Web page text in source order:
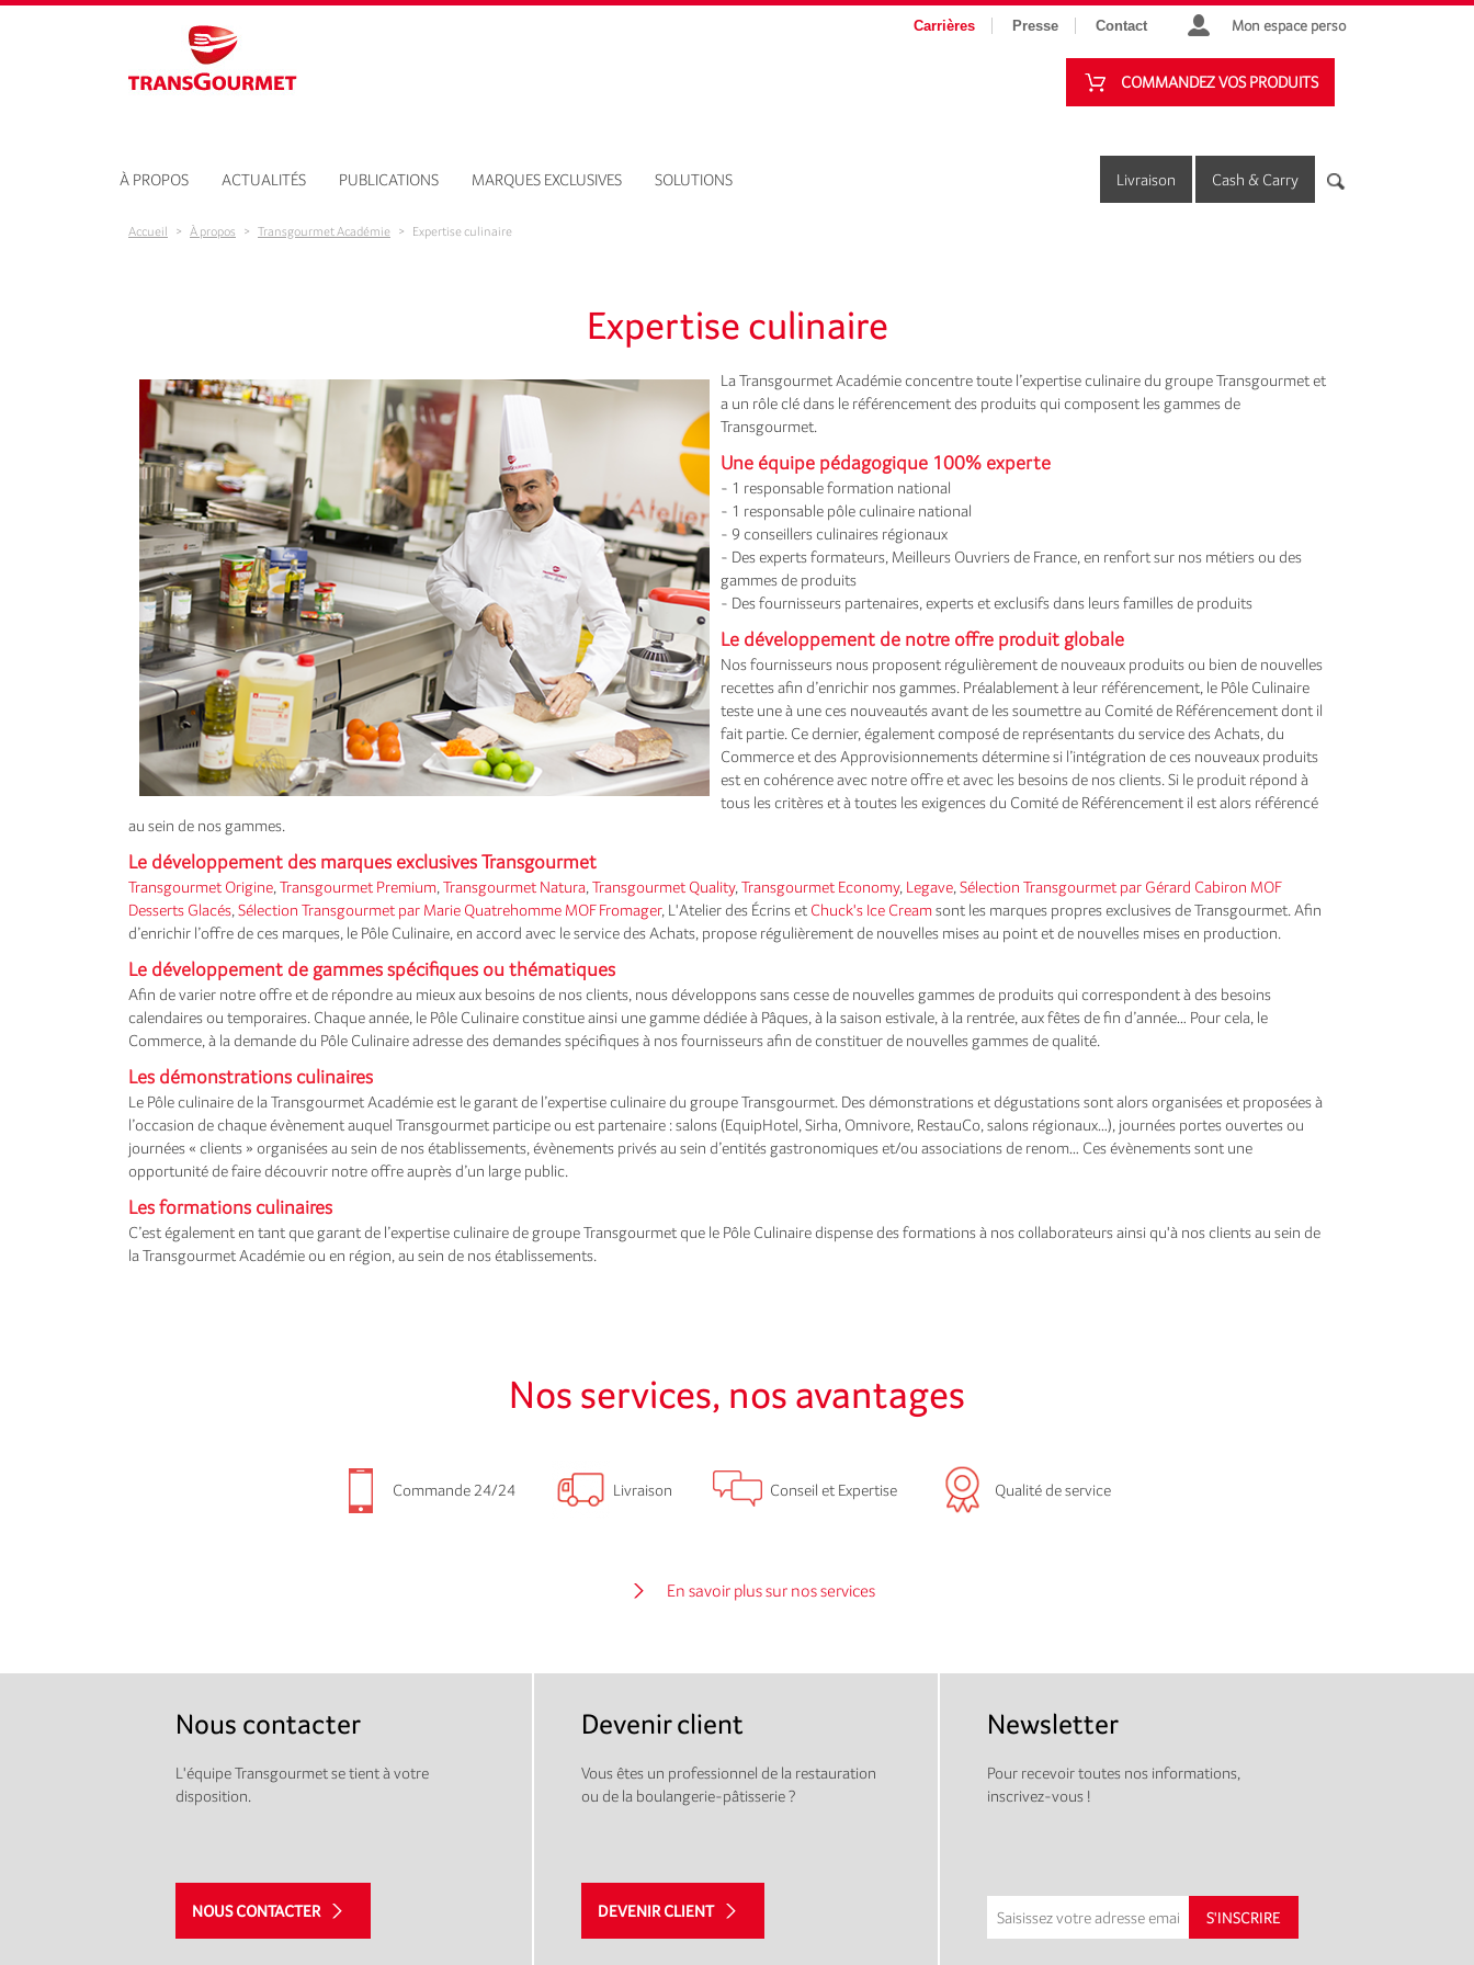
Aller au contenu principal
Carrières Presse Contact Mon espace perso
COMMANDEZ VOS PRODUITS
À PROPOS ACTUALITÉS PUBLICATIONS MARQUES EXCLUSIVES SOLUTIONS Livraison Cash & Carry
Accueil > À propos > Transgourmet Académie > Expertise culinaire
Expertise culinaire
La Transgourmet Académie concentre toute l’expertise culinaire du groupe Transgourmet et
a un rôle clé dans le référencement des produits qui composent les gammes de
Transgourmet.
Une équipe pédagogique 100% experte
- 1 responsable formation national
- 1 responsable pôle culinaire national
- 9 conseillers culinaires régionaux
- Des experts formateurs, Meilleurs Ouvriers de France, en renfort sur nos métiers ou des
gammes de produits
- Des fournisseurs partenaires, experts et exclusifs dans leurs familles de produits
Le développement de notre offre produit globale
Nos fournisseurs nous proposent régulièrement de nouveaux produits ou bien de nouvelles
recettes afin d’enrichir nos gammes. Préalablement à leur référencement, le Pôle Culinaire
teste une à une ces nouveautés avant de les soumettre au Comité de Référencement dont il
fait partie. Ce dernier, également composé de représentants du service des Achats, du
Commerce et des Approvisionnements détermine si l’intégration de ces nouveaux produits
est en cohérence avec notre offre et avec les besoins de nos clients. Si le produit répond à
tous les critères et à toutes les exigences du Comité de Référencement il est alors référencé
au sein de nos gammes.
Le développement des marques exclusives Transgourmet
Transgourmet Origine Transgourmet Premium Transgourmet Natura Transgourmet Quality, Transgourmet Economy, Legave Sélection Transgourmet par Gérard Cabiron MOF
Desserts Glacés Sélection Transgourmet par Marie Quatrehomme MOF Fromager, L'Atelier des Écrins et Chuck's Ice Creamsont les marques propres exclusives de Transgourmet. Afin
d’enrichir l’offre de ces marques, le Pôle Culinaire, en accord avec le service des Achats, propose régulièrement de nouvelles mises au point et de nouvelles mises en production.
Le développement de gammes spécifiques ou thématiques
Afin de varier notre offre et de répondre au mieux aux besoins de nos clients, nous développons sans cesse de nouvelles gammes de produits qui correspondent à des besoins
calendaires ou temporaires. Chaque année, le Pôle Culinaire constitue ainsi une gamme dédiée à Pâques, à la saison estivale, à la rentrée, aux fêtes de fin d’année… Pour cela, le
Commerce, à la demande du Pôle Culinaire adresse des demandes spécifiques à nos fournisseurs afin de constituer de nouvelles gammes de qualité.
Les démonstrations culinaires
Le Pôle culinaire de la Transgourmet Académie est le garant de l’expertise culinaire du groupe Transgourmet. Des démonstrations et dégustations sont alors organisées et proposées à
l’occasion de chaque évènement auquel Transgourmet participe ou est partenaire : salons (EquipHotel, Sirha, Omnivore, RestauCo, salons régionaux…), journées portes ouvertes ou
journées « clients » organisées au sein de nos établissements, évènements privés au sein d’entités gastronomiques et/ou associations de renom… Ces évènements sont une
opportunité de faire découvrir notre offre auprès d’un large public.
Les formations culinaires
C’est également en tant que garant de l’expertise culinaire de groupe Transgourmet que le Pôle Culinaire dispense des formations à nos collaborateurs ainsi qu'à nos clients au sein de
la Transgourmet Académie ou en région, au sein de nos établissements.
Nos services, nos avantages
Commande 24/24 Livraison Conseil et Expertise Qualité de service
En savoir plus sur nos services
Nous contacter
L'équipe Transgourmet se tient à votre
disposition.
NOUS CONTACTER
Devenir client
Vous êtes un professionnel de la restauration
ou de la boulangerie-pâtisserie ?
DEVENIR CLIENT
Newsletter
Pour recevoir toutes nos informations,
inscrivez-vous !